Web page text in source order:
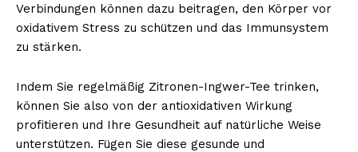
Verbindungen können dazu beitragen, den Körper vor
oxidativem Stress zu schützen und das Immunsystem
zu stärken.
Indem Sie regelmäßig Zitronen-Ingwer-Tee trinken,
können Sie also von der antioxidativen Wirkung
profitieren und Ihre Gesundheit auf natürliche Weise
unterstützen. Fügen Sie diese gesunde und